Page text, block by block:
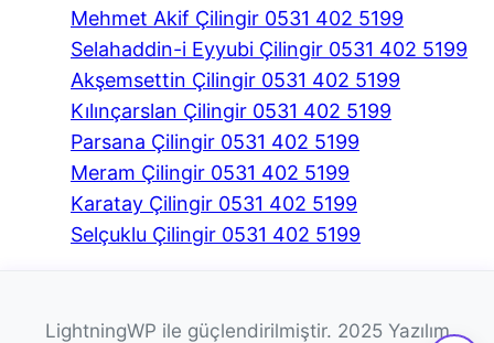
Mehmet Akif Çilingir 0531 402 5199
Selahaddin-i Eyyubi Çilingir 0531 402 5199
Akşemsettin Çilingir 0531 402 5199
Kılınçarslan Çilingir 0531 402 5199
Parsana Çilingir 0531 402 5199
Meram Çilingir 0531 402 5199
Karatay Çilingir 0531 402 5199
Selçuklu Çilingir 0531 402 5199
LightningWP ile güçlendirilmiştir. 2025 Yazılım